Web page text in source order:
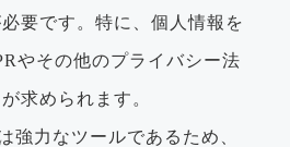
要です。特に、個人情報を
やその他のプライバシー法
求められます。
強力なツールであるため、